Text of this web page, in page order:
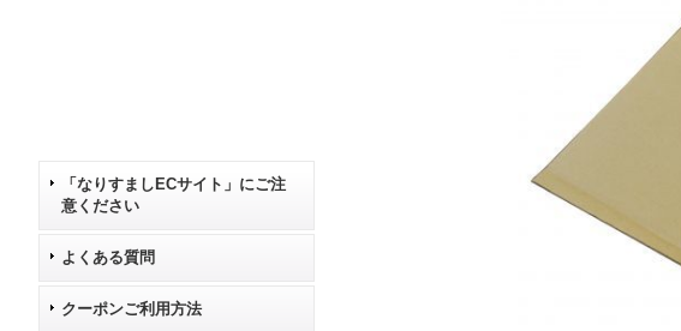
「なりすましECサイト」にご注
意ください
よくある質問
クーポンご利用方法